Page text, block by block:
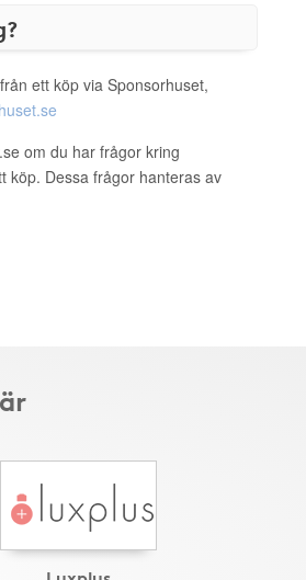
ett köp via Sponsorhuset,
om du har frågor kring
köp. Dessa frågor hanteras av